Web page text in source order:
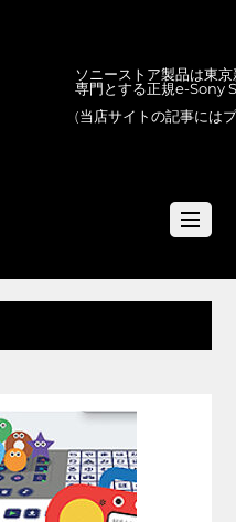
ソニーストア製品は東
専門とする正規e-Sony
(当店サイトの記事には